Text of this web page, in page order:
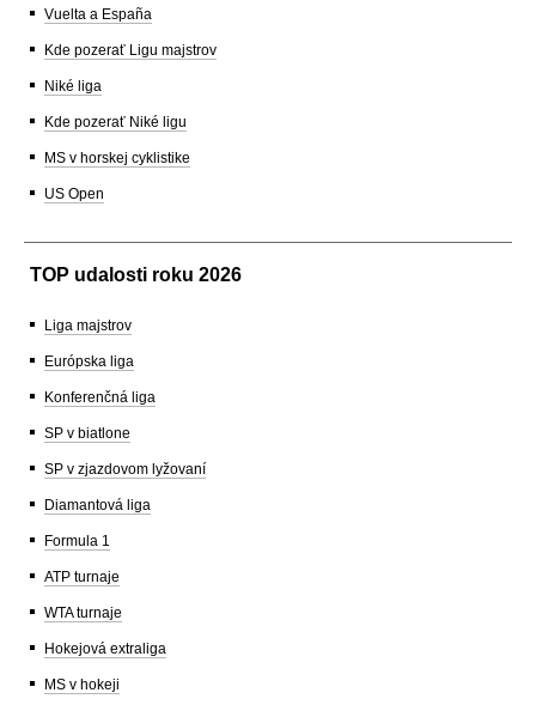
Vuelta a España
Kde pozerať Ligu majstrov
Niké liga
Kde pozerať Niké ligu
MS v horskej cyklistike
US Open
TOP udalosti roku 2026
Liga majstrov
Európska liga
Konferenčná liga
SP v biatlone
SP v zjazdovom lyžovaní
Diamantová liga
Formula 1
ATP turnaje
WTA turnaje
Hokejová extraliga
MS v hokeji